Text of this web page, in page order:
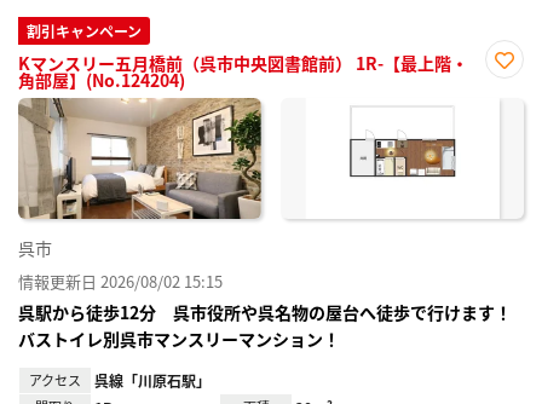
割引キャンペーン
Kマンスリー五月橋前（呉市中央図書館前） 1R-【最上階・
角部屋】(No.124204)
に入
呉市
情報更新日 2026/08/02 15:15
呉駅から徒歩12分 呉市役所や呉名物の屋台へ徒歩で行けます！
バストイレ別呉市マンスリーマンション！
アクセス 呉線「川原石駅」